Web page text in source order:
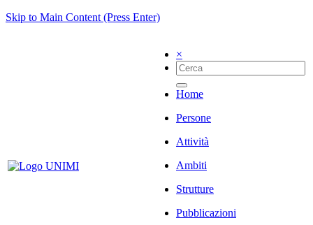
Skip to Main Content (Press Enter)
×
Home
Persone
Attività
Ambiti
Strutture
Pubblicazioni